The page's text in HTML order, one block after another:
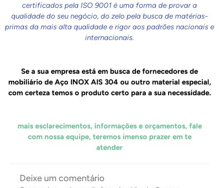
certificados pela ISO 9001 é uma forma de provar a
qualidade do seu negócio, do zelo pela busca de matérias-
primas da mais alta qualidade e rigor aos padrões nacionais e
internacionais.
Se a sua empresa está em busca de fornecedores de
mobiliário de Aço INOX AIS 304 ou outro material especial,
com certeza temos o produto certo para a sua necessidade.
mais esclarecimentos, informações e orçamentos, fale
com nossa equipe, teremos imenso prazer em te
atender
Deixe um comentário